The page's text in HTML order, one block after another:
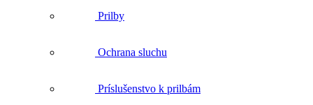
Prilby
Ochrana sluchu
Príslušenstvo k prilbám